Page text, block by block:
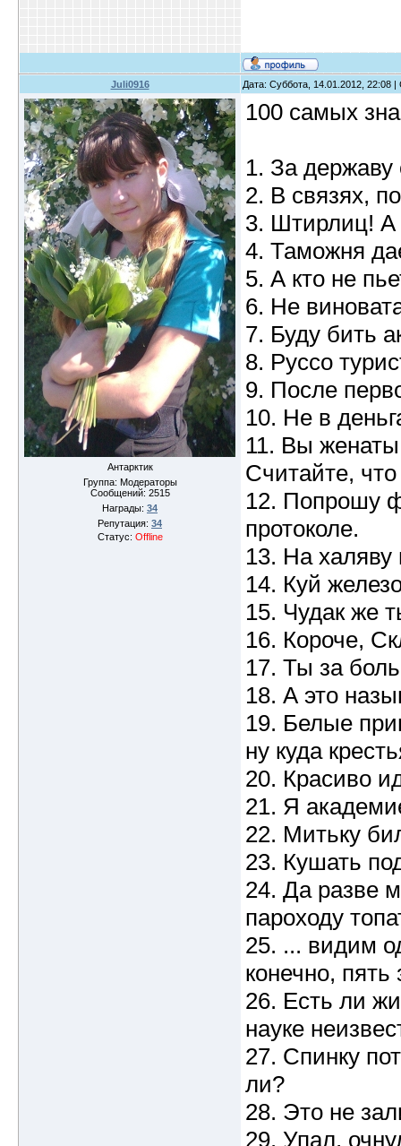
Juli0916 Дата: Суббота, 14.01.2012, 22:08
Антарктик
Группа: Модераторы
Сообщений: 2515
Награды: 34
Репутация: 34
Статус: Offline
100 самых
1. За державу
2. В связях,
3. Штирлиц! А
4. Таможня
5. А кто не
6. Не
7. Буду бить
8. Руссо
9. После
10. Не в
11. Вы
Считайте,
12. Попрошу
протоколе.
13. На халяву
14. Куй
15. Чудак же
16. Короче,
17. Ты за
18. А это
19. Белые
ну куда
20. Красиво
21. Я
22. Митьку
23. Кушать
24. Да разве
пароходу
25. ... видим
конечно, пять
26. Есть ли
науке
27. Спинку
ли?
28. Это не
29. Упал,